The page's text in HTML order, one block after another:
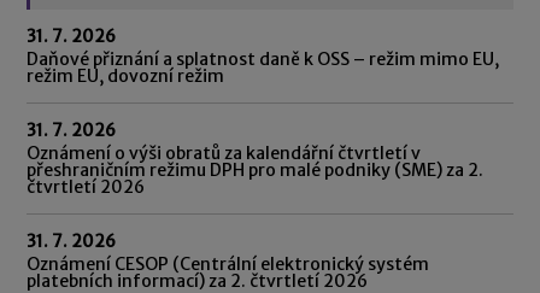
31. 7. 2026
Daňové přiznání a splatnost daně k OSS – režim mimo EU,
režim EU, dovozní režim
31. 7. 2026
Oznámení o výši obratů za kalendářní čtvrtletí v
přeshraničním režimu DPH pro malé podniky (SME) za 2.
čtvrtletí 2026
31. 7. 2026
Oznámení CESOP (Centrální elektronický systém
platebních informací) za 2. čtvrtletí 2026